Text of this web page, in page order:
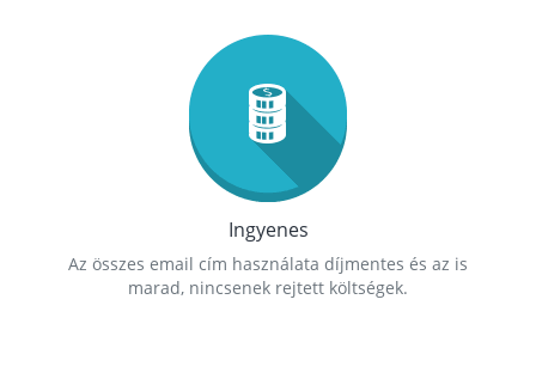
Ingyenes
Az összes email cím használata díjmentes és az is
marad, nincsenek rejtett költségek.